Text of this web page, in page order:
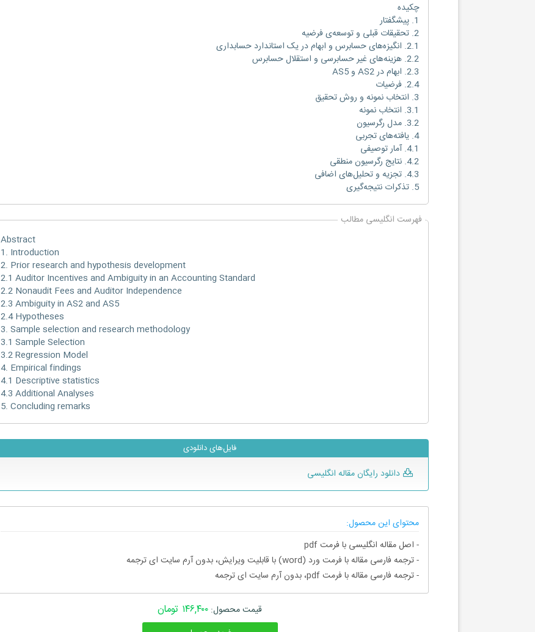
چکیده
1. پیشگفتار
2. تحقیقات قبلی و توسعه‌ی فرضیه
2.1. انگیزه‌های حسابرس و ابهام در یک استاندارد حسابداری
2.2. هزینه‌های غیر حسابرسی و استقلال حسابرس
2.3. ابهام در AS2 و AS5
2.4. فرضیات
3. انتخاب نمونه و روش تحقیق
3.1. انتخاب نمونه
3.2. مدل رگرسیون
4. یافته‌های تجربی
4.1. آمار توصیفی
4.2. نتایج رگرسیون منطقی
4.3. تجزیه و تحلیل‌های اضافی
5. تذکرات نتیجه‌گیری
فهرست انگلیسی مطالب
Abstract
1. Introduction
2. Prior research and hypothesis development
2.1 Auditor Incentives and Ambiguity in an Accounting Standard
2.2 Nonaudit Fees and Auditor Independence
2.3 Ambiguity in AS2 and AS5
2.4 Hypotheses
3. Sample selection and research methodology
3.1 Sample Selection
3.2 Regression Model
4. Empirical findings
4.1 Descriptive statistics
4.3 Additional Analyses
5. Concluding remarks
فایل‌های دانلودی
دانلود رایگان مقاله انگلیسی
محتوای این محصول:
- اصل مقاله انگلیسی با فرمت pdf
- ترجمه فارسی مقاله با فرمت ورد (word) با قابلیت ویرایش، بدون آرم سایت ای ترجمه
- ترجمه فارسی مقاله با فرمت pdf، بدون آرم سایت ای ترجمه
قیمت محصول: ۱۴۶,۴۰۰ تومان